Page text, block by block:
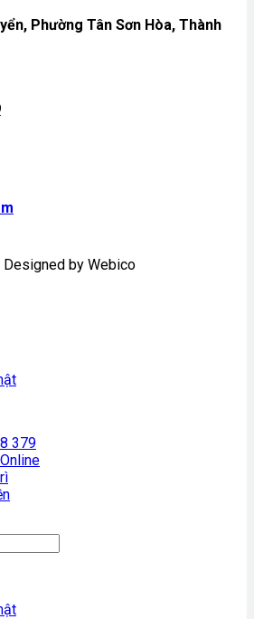
Phường Tân Sơn Hòa, Thành
by Webico
379